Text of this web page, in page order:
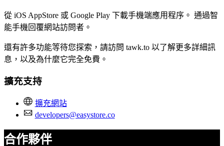
從 iOS AppStore 或 Google Play 下載手機端應用程序。 通過智
能手機回覆網站訪問者。
還有許多功能等待您探索，請訪問 tawk.to 以了解更多詳細訊
息，以及為什麼它完全免費。
擴充支持
擴充網站
developers@easystore.co
合作夥伴